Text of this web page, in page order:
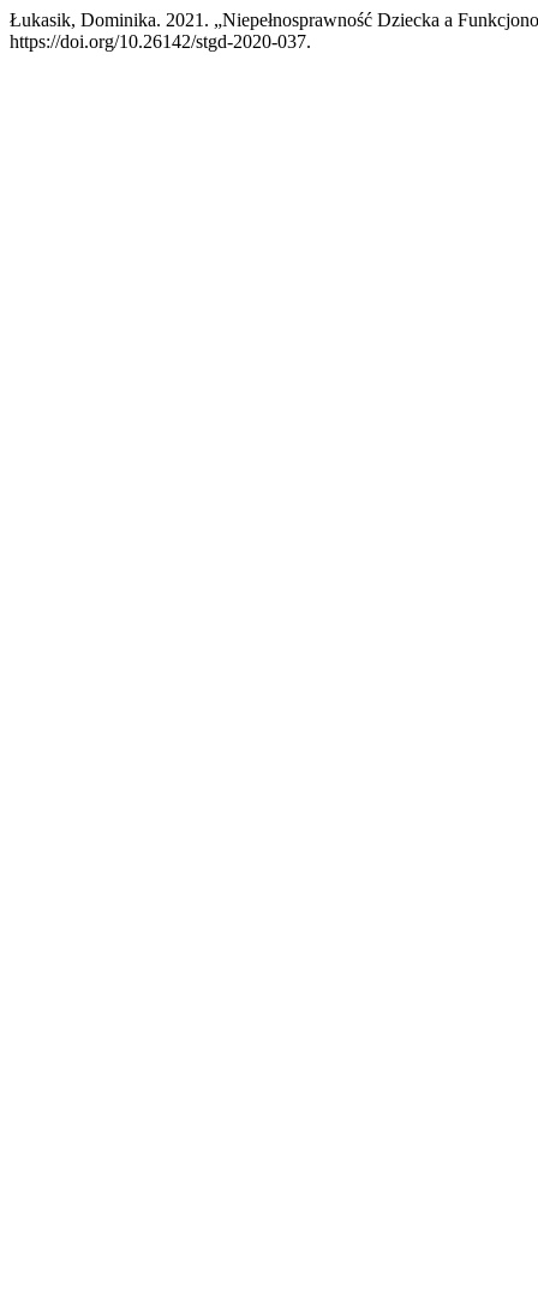
Łukasik, Dominika. 2021. „Niepełnosprawność Dziecka a
https://doi.org/10.26142/stgd-2020-037.